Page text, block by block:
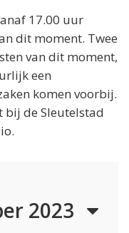
17.00 uur
dit moment. Twee
van dit moment,
een
komen voorbij.
bij de Sleutelstad
2023